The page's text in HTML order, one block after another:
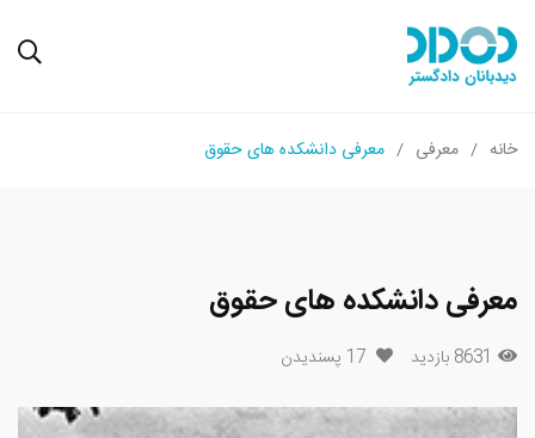
خانه معرفی معرفی دانشکده های حقوق
معرفی دانشکده های حقوق
8631 بازدید 17 پسندیدن